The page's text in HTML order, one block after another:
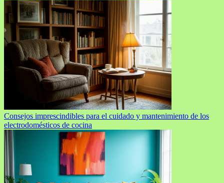
Consejos imprescindibles para el cuidado y mantenimiento de los
electrodomésticos de cocina